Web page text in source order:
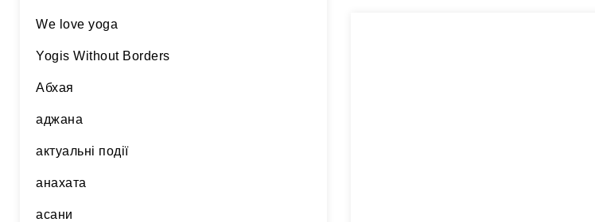
We love yoga
Yogis Without Borders
Абхая
аджана
актуальні події
анахата
асани